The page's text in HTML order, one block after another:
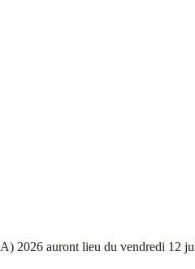
2026 auront lieu du vendredi 12